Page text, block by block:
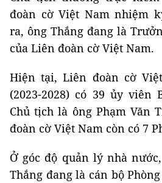
đoàn cờ Việt Nam nhiệm
ra, ông Thắng đang là
của Liên đoàn cờ Việt Nam.
Hiện tại, Liên đoàn cờ
(2023-2028) có 39 ủy viên
Chủ tịch là ông Phạm Văn
đoàn cờ Việt Nam còn có 7
Ở góc độ quản lý nhà
Thắng đang là cán bộ